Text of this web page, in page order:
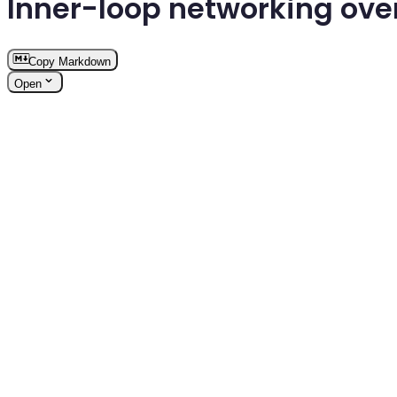
Inner-loop networking
Copy Markdown
Open